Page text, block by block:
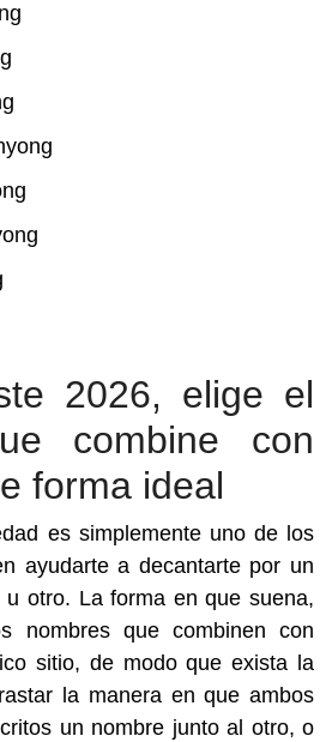
2026, elige el
combine con
forma ideal
es simplemente uno de los
ayudarte a decantarte por un
u otro. La forma en que suena,
nombres que combinen con
sitio, de modo que exista la
la manera en que ambos
un nombre junto al otro, o